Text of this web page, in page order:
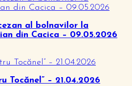
al bolnavilor la
din Cacica – 09.05.2026
Tocănel” – 21.04.2026